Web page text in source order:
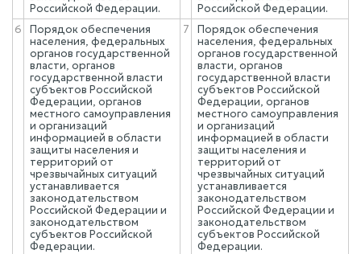
Российской Федерации.
Российской Федерации.
6
Порядок обеспечения
населения, федеральных
органов государственной
власти, органов
государственной власти
субъектов Российской
Федерации, органов
местного самоуправления
и организаций
информацией в области
защиты населения и
территорий от
чрезвычайных ситуаций
устанавливается
законодательством
Российской Федерации и
законодательством
субъектов Российской
Федерации.
7
Порядок обеспечения
населения, федеральных
органов государственной
власти, органов
государственной власти
субъектов Российской
Федерации, органов
местного самоуправления
и организаций
информацией в области
защиты населения и
территорий от
чрезвычайных ситуаций
устанавливается
законодательством
Российской Федерации и
законодательством
субъектов Российской
Федерации.